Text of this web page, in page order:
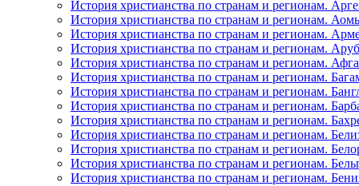
История христианства по странам и регионам.
История христианства по странам и регионам.
История христианства по странам и регионам.
История христианства по странам и регионам.
История христианства по странам и регионам.
История христианства по странам и регионам.
История христианства по странам и регионам.
История христианства по странам и регионам.
История христианства по странам и регионам.
История христианства по странам и регионам.
История христианства по странам и регионам.
История христианства по странам и регионам.
История христианства по странам и регионам.